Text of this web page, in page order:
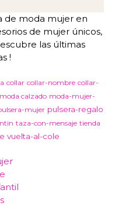
de moda mujer en
de mujer únicos,
las últimas
!
collar collar-nombre collar-
moda calzado moda-mujer-
mujer pulsera-regalo
taza-con-mensaje tienda
vuelta-al-cole